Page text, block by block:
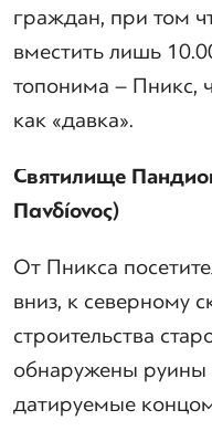
граждан, при том
вместить лишь
топонима – Пникс,
как «давка».
Святилище
Πανδίονος)
От Пникса
вниз, к северному
строительства
обнаружены
датируемые